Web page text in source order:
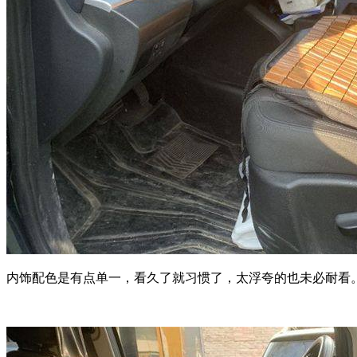
内饰配色是有点单一，看久了就习惯了，太浮夸的也未必耐看